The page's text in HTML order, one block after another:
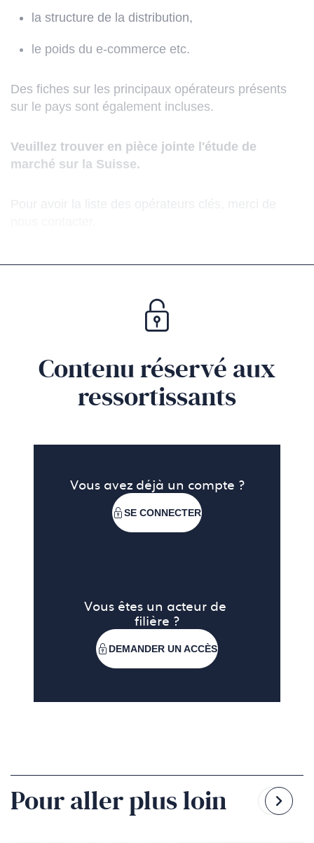
la structure de la distribution,
le poids du e-commerce etc.
Des fiches sur les principaux opérateurs présents
sur le pays sont également incluses.
Veuillez trouver en pièce jointe l'étude de
marché sur la Suisse.
Contenu réservé aux
ressortissants
Vous avez déjà un compte ?
SE CONNECTER
Vous êtes un acteur de
filière ?
DEMANDER UN ACCÈS
Pour aller plus loin